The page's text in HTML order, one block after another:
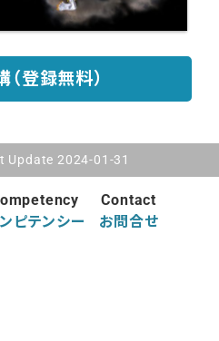
（登録無料）
2024-01-31
ピテンシー
Contact
お問合せ